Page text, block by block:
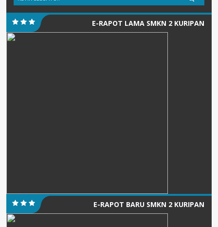
E-RAPOT LAMA SMKN 2 KURIPAN
E-RAPOT BARU SMKN 2 KURIPAN